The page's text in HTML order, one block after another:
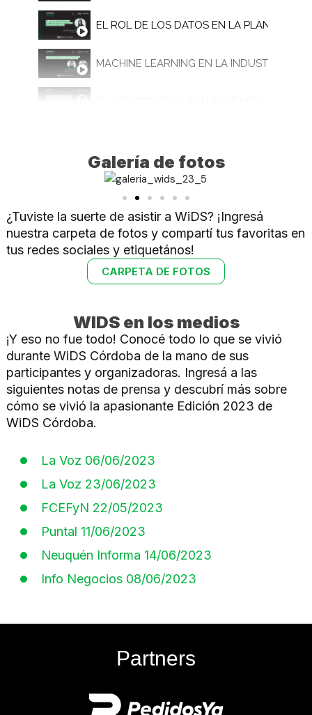
EL ROL DE LOS DATOS EN LA
MACHINE LEARNING EN LA INDUSTRIA
¿QUÉ NECESITO SABER PARA USAR
ÉTICA Y GÉNERO EN CIENCIA DE DATOS -
BIOMARCADORES NEUROMECÁNICOS
APLICACIÓN DE REDES NEURONALES EN
DE JUPYTER NOTEBOOK A PRODUCCIÓN.
DATA & MARKETING: UNA ALIANZA PARA
INTRODUCCIÓN A FAIR DATA Y AL
HYPERPARAMETER TUNING EN LGBM:
APRENDIENDO ESTADÍSTICA
Galería de fotos
¿Tuviste la suerte de asistir a WiDS? ¡Ingresá
nuestra carpeta de fotos y compartí tus favoritas en
tus redes sociales y etiquetános!
CARPETA DE FOTOS
WIDS en los medios
¡Y eso no fue todo! Conocé todo lo que se vivió
durante WiDS Córdoba de la mano de sus
participantes y organizadoras. Ingresá a las
siguientes notas de prensa y descubrí más sobre
cómo se vivió la apasionante Edición 2023 de
WiDS Córdoba.
La Voz 06/06/2023
La Voz 23/06/2023
FCEFyN 22/05/2023
Puntal 11/06/2023
Neuquén Informa 14/06/2023
Info Negocios 08/06/2023
Partners